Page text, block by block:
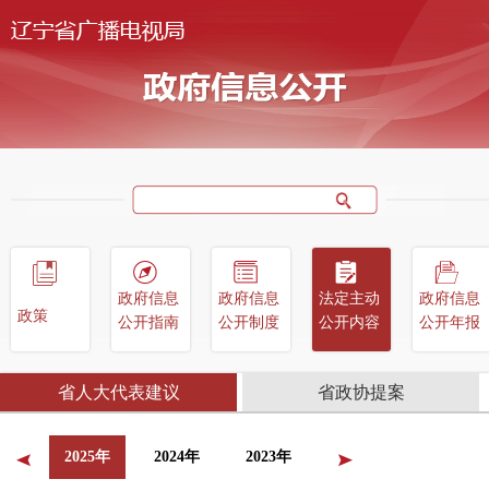
政策
政府信息
公开指南
政府信息
公开制度
法定主动
公开内容
政府信息
公开年报
省人大代表建议 省政协提案
< 2025年 2024年 2023年 >